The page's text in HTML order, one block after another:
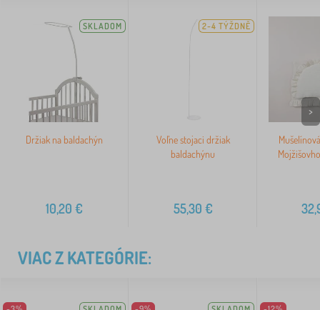
SKLADOM
Držiak na baldachýn
10,20 €
2-4 TÝŽDNĚ
Voľne stojaci držiak
baldachýnu
55,30 €
>
VIAC Z KATEGÓRIE: